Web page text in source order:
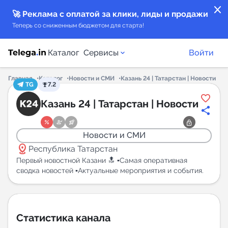
close
🚀 Реклама с оплатой за клики, лиды и продажи
Теперь со сниженным бюджетом для старта!
Каталог Сервисы
Каталог каналов
Каталог ботов
Горящие предложения
Индекс читаемости каналов в Telegram
New
New
Войти
Главная Каталог Новости и СМИ
Казань 24 | Татарстан | Новости
TG
7.2
Казань 24 | Татарстан | Новости
Новости и СМИ
distance Республика Татарстан
Первый новостной Казани 🔝 ▪️Самая оперативная
сводка новостей ▪️Актуальные мероприятия и события.
Статистика канала